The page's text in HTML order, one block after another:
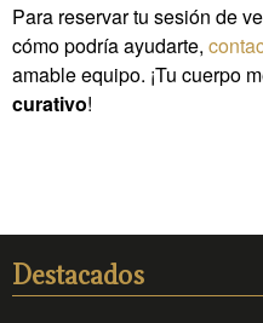
Para reservar tu sesión de
cómo podría ayudarte,
amable equipo. ¡Tu cuerpo
curativo!
Destacados